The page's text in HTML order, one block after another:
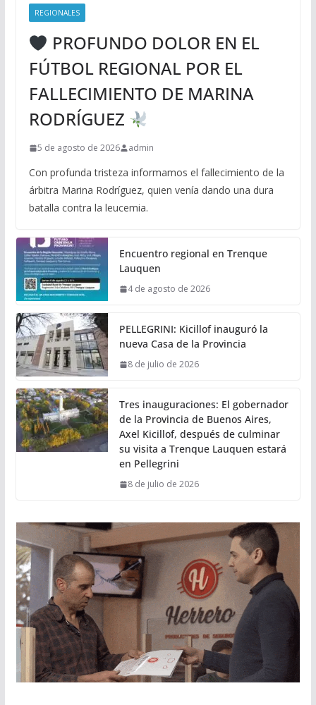
REGIONALES
PROFUNDO DOLOR EN EL
FÚTBOL REGIONAL POR EL
FALLECIMIENTO DE MARINA
RODRÍGUEZ
5 de agosto de 2026 admin
Con profunda tristeza informamos el fallecimiento de la
árbitra Marina Rodríguez, quien venía dando una dura
batalla contra la leucemia.
Encuentro regional en Trenque
Lauquen
4 de agosto de 2026
PELLEGRINI: Kicillof inauguró la
nueva Casa de la Provincia
8 de julio de 2026
Tres inauguraciones: El gobernador
de la Provincia de Buenos Aires,
Axel Kicillof, después de culminar
su visita a Trenque Lauquen estará
en Pellegrini
8 de julio de 2026